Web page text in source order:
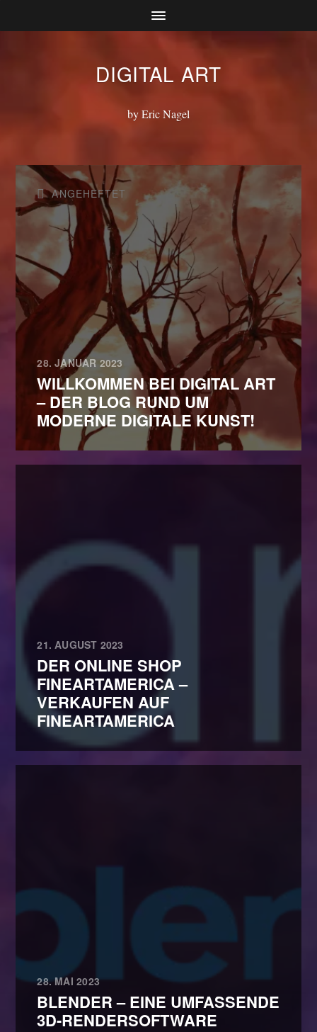
DIGITAL ART
by Eric Nagel
ANGEHEFTET
28. JANUAR 2023
WILLKOMMEN BEI DIGITAL ART
– DER BLOG RUND UM
MODERNE DIGITALE KUNST!
21. AUGUST 2023
DER ONLINE SHOP
FINEARTAMERICA –
VERKAUFEN AUF
FINEARTAMERICA
28. MAI 2023
BLENDER – EINE UMFASSENDE
3D-RENDERSOFTWARE